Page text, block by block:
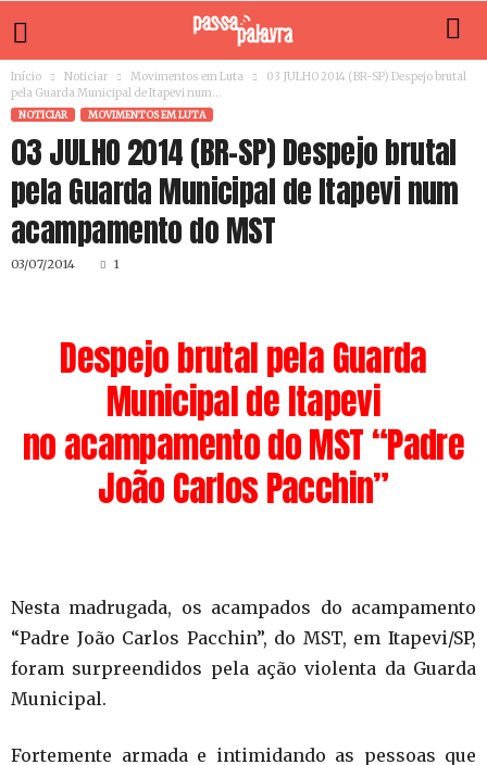
Início Noticiar Movimentos em Luta
03 JULHO 2014 (BR-SP) Despejo brutal
pela Guarda Municipal de Itapevi num...
NOTICIAR MOVIMENTOS EM LUTA
03 JULHO 2014 (BR-SP) Despejo brutal
pela Guarda Municipal de Itapevi num
acampamento do MST
03/07/2014 1
Despejo brutal pela Guarda
Municipal de Itapevi
no acampamento do MST “Padre
João Carlos Pacchin”
Nesta madrugada, os acampados do acampamento
“Padre João Carlos Pacchin”, do MST, em Itapevi/SP,
foram surpreendidos pela ação violenta da Guarda
Municipal.
Fortemente armada e intimidando as pessoas que